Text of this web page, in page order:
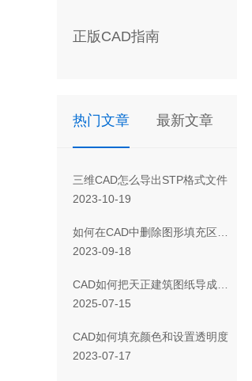
正版CAD指南
热门文章 最新文章
三维CAD怎么导出STP格式文件
2023-10-19
如何在CAD中删除图形填充区域的一部分
2023-09-18
CAD如何把天正建筑图纸导成天正T3/T8/T9格式版本
2025-07-15
CAD如何填充颜色和设置透明度
2023-07-17